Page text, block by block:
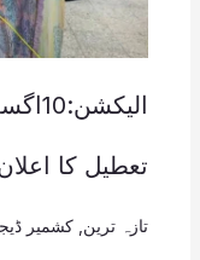
تعطیل کا
تازہ ترین کشمیر